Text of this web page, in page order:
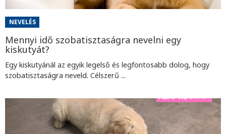
NEVELÉS
Mennyi idő szobatisztaságra nevelni egy
kiskutyát?
Egy kiskutyánál az egyik legelső és legfontosabb dolog, hogy
szobatisztaságra neveld. Célszerű ...